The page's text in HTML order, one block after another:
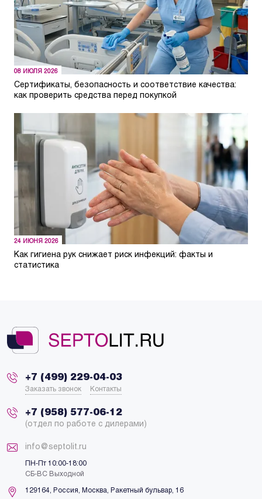
08 ИЮЛЯ 2026
Сертификаты, безопасность и соответствие качества:
как проверить средства перед покупкой
24 ИЮНЯ 2026
Как гигиена рук снижает риск инфекций: факты и
статистика
+7 (499) 229-04-03
Заказать звонок Контакты
+7 (958) 577-06-12
(отдел по работе с дилерами)
info@septolit.ru
ПН-Пт 10:00-18:00
СБ-ВС Выходной
129164, Россия, Москва, Ракетный бульвар, 16